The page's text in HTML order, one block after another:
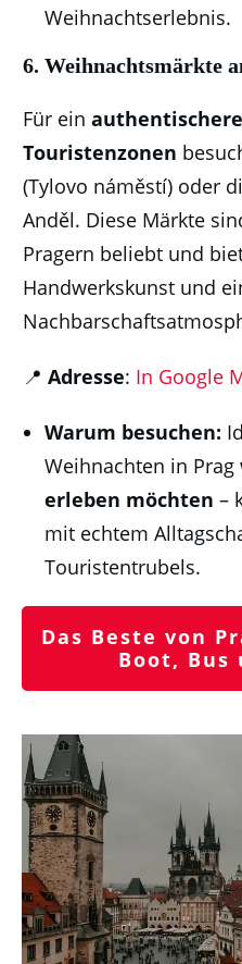
Weihnachtserlebnis.
6. Weihnachtsmärkte
Für ein
Touristenzonen
(Tylovo náměstí) oder
Anděl. Diese Märkte
Pragern beliebt und
Handwerkskunst und
📍 Adresse: In Google
Warum besuchen:
Weihnachten in Prag
erleben möchten –
mit echtem
Touristentrubels.
Das Beste von
Boot, Bus